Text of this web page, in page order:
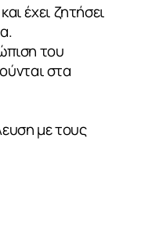
έχει ζητήσει
του
στα
με τους